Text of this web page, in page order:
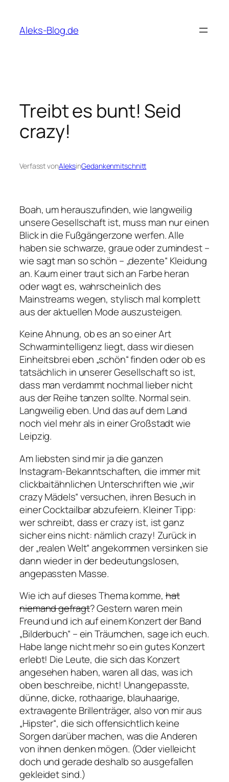
springen
Aleks-Blog.de
Treibt es bunt! Seid
crazy!
Verfasst vonAleksinGedankenmitschnitt
Boah, um herauszufinden, wie langweilig
unsere Gesellschaft ist, muss man nur einen
Blick in die Fußgängerzone werfen. Alle
haben sie schwarze, graue oder zumindest –
wie sagt man so schön – „dezente“ Kleidung
an. Kaum einer traut sich an Farbe heran
oder wagt es, wahrscheinlich des
Mainstreams wegen, stylisch mal komplett
aus der aktuellen Mode auszusteigen.
Keine Ahnung, ob es an so einer Art
Schwarmintelligenz liegt, dass wir diesen
Einheitsbrei eben „schön“ finden oder ob es
tatsächlich in unserer Gesellschaft so ist,
dass man verdammt nochmal lieber nicht
aus der Reihe tanzen sollte. Normal sein.
Langweilig eben. Und das auf dem Land
noch viel mehr als in einer Großstadt wie
Leipzig.
Am liebsten sind mir ja die ganzen
Instagram-Bekanntschaften, die immer mit
clickbaitähnlichen Unterschriften wie „wir
crazy Mädels“ versuchen, ihren Besuch in
einer Cocktailbar abzufeiern. Kleiner Tipp:
wer schreibt, dass er crazy ist, ist ganz
sicher eins nicht: nämlich crazy! Zurück in
der „realen Welt“ angekommen versinken sie
dann wieder in der bedeutungslosen,
angepassten Masse.
Wie ich auf dieses Thema komme,hat
niemand gefragt? Gestern waren mein
Freund und ich auf einem Konzert der Band
„Bilderbuch“ – ein Träumchen, sage ich euch.
Habe lange nicht mehr so ein gutes Konzert
erlebt! Die Leute, die sich das Konzert
angesehen haben, waren all das, was ich
oben beschreibe, nicht! Unangepasste,
dünne, dicke, rothaarige, blauhaarige,
extravagente Brillenträger, also von mir aus
„Hipster“, die sich offensichtlich keine
Sorgen darüber machen, was die Anderen
von ihnen denken mögen. (Oder vielleicht
doch und gerade deshalb so ausgefallen
gekleidet sind.)